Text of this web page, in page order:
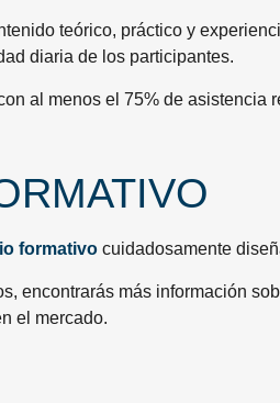
teórico, práctico y
diaria de los participantes.
al menos el 75% de
formativo cuidadosamente
encontrarás más información
el mercado.